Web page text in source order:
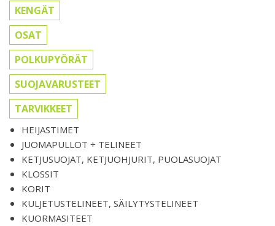
KENGÄT
OSAT
POLKUPYÖRÄT
SUOJAVARUSTEET
TARVIKKEET
HEIJASTIMET
JUOMAPULLOT + TELINEET
KETJUSUOJAT, KETJUOHJURIT, PUOLASUOJAT
KLOSSIT
KORIT
KULJETUSTELINEET, SÄILYTYSTELINEET
KUORMASITEET